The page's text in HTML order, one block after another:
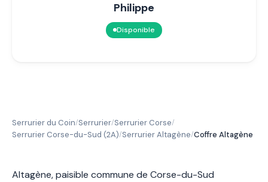
Philippe
Disponible
Serrurier du Coin/Serrurier/Serrurier Corse/
Serrurier Corse-du-Sud (2A)/Serrurier Altagène/Coffre Altagène
Altagène, paisible commune de Corse-du-Sud